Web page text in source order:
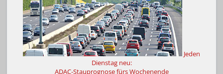
Jeden
Dienstag neu:
ADAC-Stauprognose fürs Wochenende